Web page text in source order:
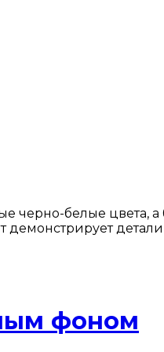
черно-белые цвета,
детали
фоном